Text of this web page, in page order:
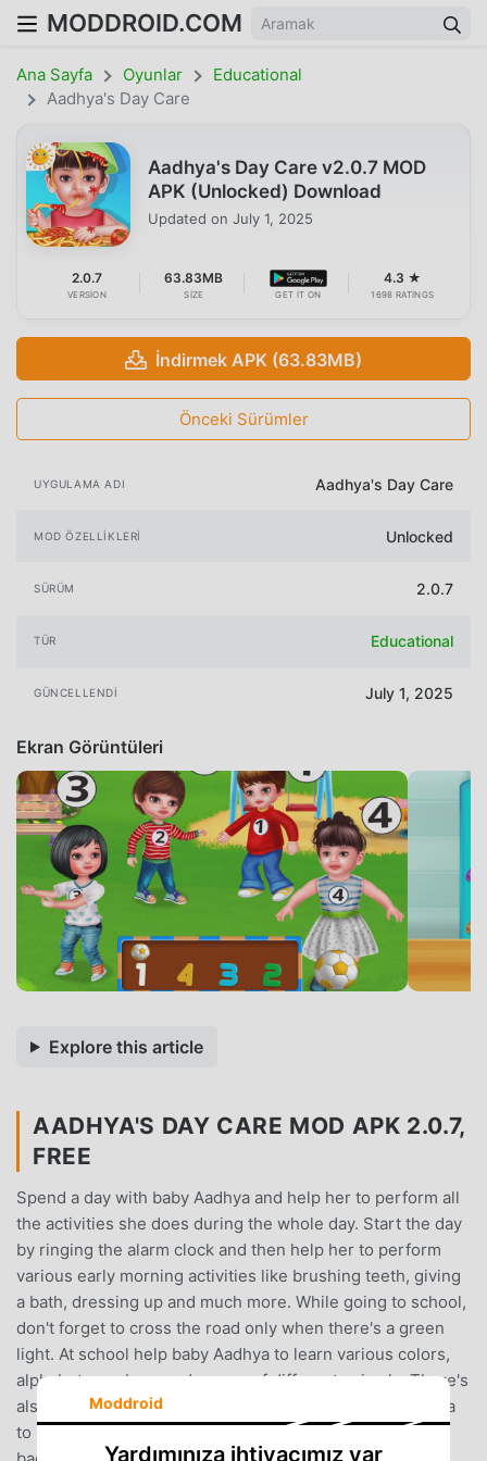
MODDROID.COM
Ana Sayfa Oyunlar
Educational
Aadhya's Day Care
Aadhya's Day Care v2.0.7 MOD
APK (Unlocked) Download
Updated on July 1, 2025
2.0.7
VERSION
63.83MB
SIZE GET IT ON
4.3 ★
1698 RATINGS
İndirmek APK (63.83MB)
Önceki Sürümler
UYGULAMA ADI Aadhya's Day Care
MOD ÖZELLIKLERI Unlocked
SÜRÜM 2.0.7
TÜR Educational
GÜNCELLENDI July 1, 2025
Ekran Görüntüleri
Explore this article
AADHYA'S DAY CARE MOD APK 2.0.7,
FREE
Spend a day with baby Aadhya and help her to perform all
the activities she does during the whole day. Start the day
by ringing the alarm clock and then help her to perform
various early morning activities like brushing teeth, giving
a bath, dressing up and much more. While going to school,
don't forget to cross the road only when there's a green
light. At school help baby Aadhya to learn various colors,
alphabet, numbers and names of different animals. There's
also a mathematical view where you need to help Aadhya
to perform various mathematical activities. After coming
Moddroid
Yardımınıza ihtiyacımız var